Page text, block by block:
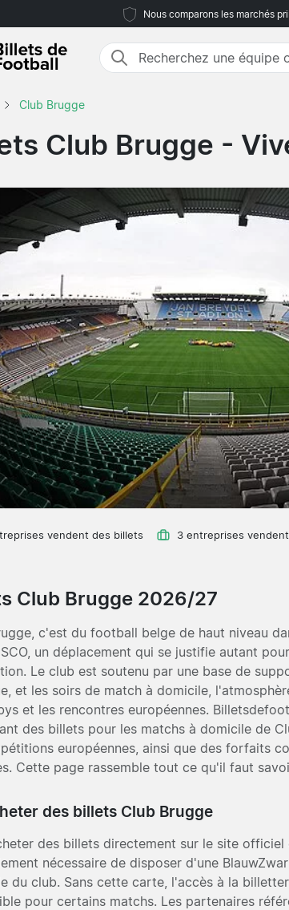
Nous comparons les marchés
Club Brugge
Club Brugge -
vendent des billets 3 entreprises
Club Brugge 2026/27
c'est du football belge de haut niveau
un déplacement qui se justifie autant
Le club est soutenu par une base de
et les soirs de match à domicile,
et les rencontres européennes.
des billets pour les matchs à domicile de
européennes, ainsi que des forfaits
Cette page rassemble tout ce qu'il faut
des billets Club Brugge
des billets directement sur le site officiel
nécessaire de disposer d'une
du club. Sans cette carte, l'accès à la
pour certains matchs. Les partenaires